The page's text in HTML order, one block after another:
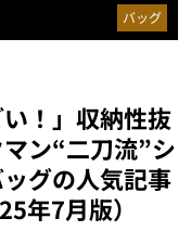
バッグ
！」収納性抜
ン“二刀流”シ
グの人気記事
年7月版）